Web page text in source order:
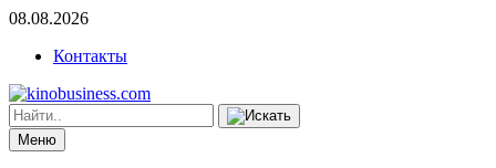
08.08.2026
Контакты
Меню